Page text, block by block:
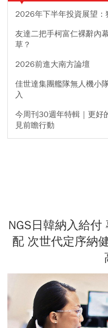
2026年下半年投資展望
友達二把手柯富仁裸辭內
草？
2026前進大南方論壇
佳世達集團艦隊無人機小
入
今周刊30週年特輯｜更好
見前瞻行動
NGS日韓納入給
配 次世代定序納